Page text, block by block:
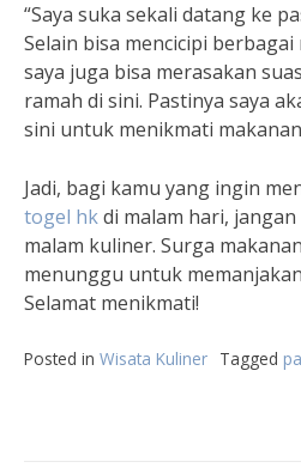
“Saya suka sekali datang ke
Selain bisa mencicipi
saya juga bisa merasakan
ramah di sini. Pastinya saya
sini untuk menikmati
Jadi, bagi kamu yang ingin
togel hkdi malam hari,
malam kuliner. Surga
menunggu untuk
Selamat menikmati!
Posted in Wisata Kuliner Tagged